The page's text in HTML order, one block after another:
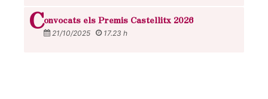
Convocats els Premis Castellitx 2026
21/10/2025 17.23 h